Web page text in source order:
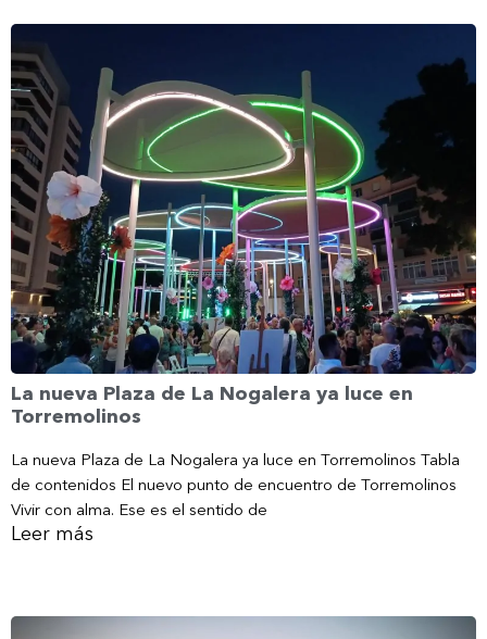
La nueva Plaza de La Nogalera ya luce en
Torremolinos
La nueva Plaza de La Nogalera ya luce en Torremolinos Tabla
de contenidos El nuevo punto de encuentro de Torremolinos
Vivir con alma. Ese es el sentido de
Leer más